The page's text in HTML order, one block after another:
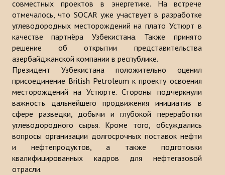
Доклады
Книги
Анализ Центра Стратегического исследования Тюркского Мира
ПРОЕКТЫ
КОНТАКТЫ
совместных проектов в энергетике. На встрече
отмечалось, что SOCAR уже участвует в разработке
углеводородных месторождений на плато Устюрт в
качестве партнёра Узбекистана. Также принято
решение об открытии представительства
азербайджанской компании в республике.
Президент Узбекистана положительно оценил
присоединение British Petroleum к проекту освоения
месторождений на Устюрте. Стороны подчеркнули
важность дальнейшего продвижения инициатив в
сфере разведки, добычи и глубокой переработки
углеводородного сырья. Кроме того, обсуждались
вопросы организации долгосрочных поставок нефти
и нефтепродуктов, а также подготовки
квалифицированных кадров для нефтегазовой
отрасли.